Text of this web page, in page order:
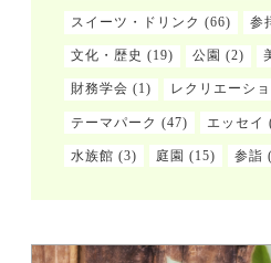
スイーツ・ドリンク (66) 参
文化・歴史 (19) 公園 (2)
財務学会 (1) レクリエーシ
テーマパーク (47) エッセイ
水族館 (3) 庭園 (15) 参詣